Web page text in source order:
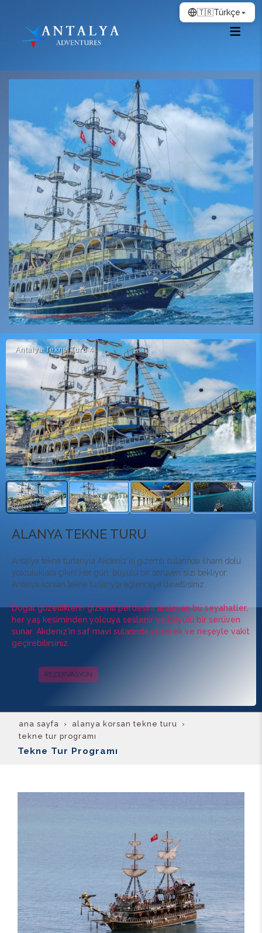
Antalya Tekne Turu 4
ALANYA TEKNE TURU
Antalya tekne turlarıyla Akdeniz'in gizemli sularında ilham dolu
yolculuklara çıkın! Her gün, büyülü bir serüven sizi bekliyor.
Antalya korsan tekne turlarıyla eğlenceye davetlisiniz.
Doğal güzelliklerin gizemli perdesini aralayan bu seyahatler,
her yaş kesiminden yolcuya seslenir ve büyülü bir serüven
sunar. Akdeniz'in saf mavi sularında yüzerek ve neşeyle vakit
geçirebilirsiniz.
REZERVASYON KAMPANYALAR
ana sayfa
alanya korsan tekne turu
tekne tur programı
Tekne Tur Programı
🇹🇷Türkçe